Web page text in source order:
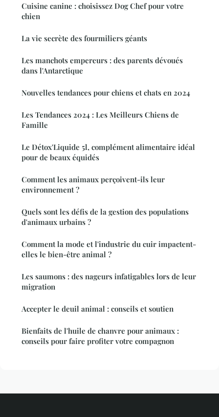
Cuisine canine : choisissez Dog Chef pour votre
chien
La vie secrète des fourmiliers géants
Les manchots empereurs : des parents dévoués
dans l'Antarctique
Nouvelles tendances pour chiens et chats en 2024
Les Tendances 2024 : Les Meilleurs Chiens de
Famille
Le Détox'Liquide 5l, complément alimentaire idéal
pour de beaux équidés
Comment les animaux perçoivent-ils leur
environnement ?
Quels sont les défis de la gestion des populations
d'animaux urbains ?
Comment la mode et l'industrie du cuir impactent-
elles le bien-être animal ?
Les saumons : des nageurs infatigables lors de leur
migration
Accepter le deuil animal : conseils et soutien
Bienfaits de l'huile de chanvre pour animaux :
conseils pour faire profiter votre compagnon